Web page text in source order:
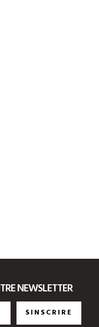
NEWSLETTER
SINSCRIRE